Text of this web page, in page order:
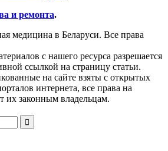
и ремонта.
медицина в Беларуси. Все права
с нашего ресурса разрешается
ссылкой на страницу статьи.
на сайте взяты с открытых
интернета, все права на
их законным владельцам.